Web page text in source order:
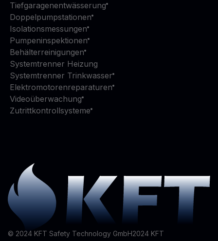
Tiefgaragenentwässerung
Doppelpumpstationen
Isolationsmessungen
Pumpeninspektionen
Behälterreinigungen
Systemtrenner Heizung
Systemtrenner Trinkwasser
Elektromotorenreparaturen
Videoüberwachung
Zutrittkontrollsysteme
© 2024 KFT Safety Technology GmbH2024 KFT